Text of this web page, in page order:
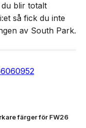
blir totalt
så fick du inte
av South Park.
färger för FW26